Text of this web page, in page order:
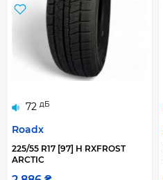
72 дБ
Roadx
225/55 R17 [97] H RXFROST
ARCTIC